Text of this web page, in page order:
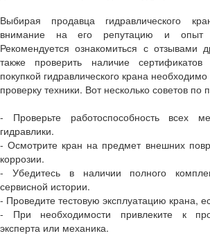
Выбирая продавца гидравлического
внимание на его репутацию и
Рекомендуется ознакомиться с отзывами
также проверить наличие
покупкой гидравлического крана
проверку техники. Вот несколько советов по
- Проверьте работоспособность всех
гидравлики.
- Осмотрите кран на предмет внешних
коррозии.
- Убедитесь в наличии полного
сервисной истории.
- Проведите тестовую эксплуатацию крана,
- При необходимости привлеките к
эксперта или механика.